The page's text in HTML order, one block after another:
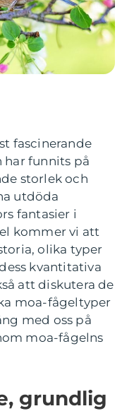
fascinerande
har funnits på
storlek och
utdöda
fantasier i
kommer vi att
olika typer
kvantitativa
att diskutera de
moa-fågeltyper
med oss på
moa-fågelns
grundlig